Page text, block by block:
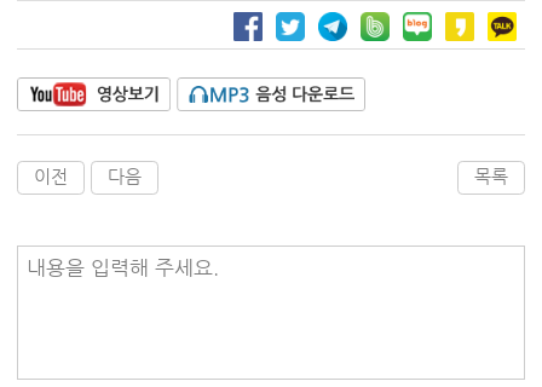
이전 다음 목록
내용을 입력해 주세요.